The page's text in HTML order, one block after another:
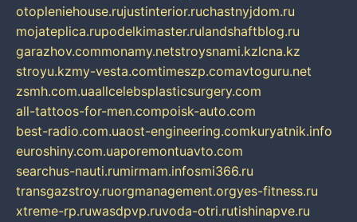
otopleniehouse.rujustinterior.ruchastnyjdom.ru
mojateplica.rupodelkimaster.rulandshaftblog.ru
garazhov.commonamy.netstroysnami.kzlcna.kz
stroyu.kzmy-vesta.comtimeszp.comavtoguru.net
zsmh.com.uaallcelebsplasticsurgery.com
all-tattoos-for-men.compoisk-auto.com
best-radio.com.uaost-engineering.comkuryatnik.info
euroshiny.com.uaporemontuavto.com
searchus-nauti.rumirmam.infosmi366.ru
transgazstroy.ruorgmanagement.orgyes-fitness.ru
xtreme-rp.ruwasdpvp.ruvoda-otri.rutishinapve.ru